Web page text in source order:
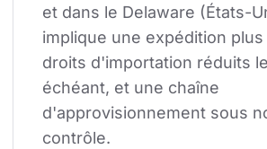
et dans le Delaware (États-
implique une expédition
droits d'importation réduits
échéant, et une chaîne
d'approvisionnement sous
contrôle.